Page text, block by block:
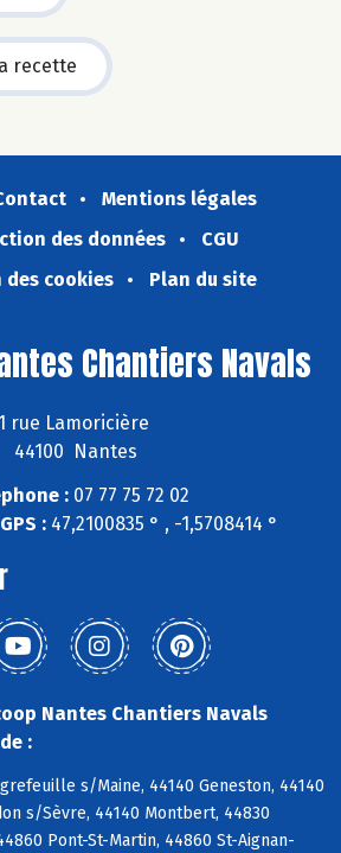
recette
Mentions légales
des données
CGU
des cookies
Plan du site
Chantiers Navals
1 rue Lamoricière
44100 Nantes
:07 77 75 72 02
: 47,2100835 ° , -1,5708414 °
Nantes Chantiers Navals
:
s/Maine, 44140 Geneston, 44140
s/Sèvre, 44140 Montbert, 44830
Pont-St-Martin, 44860 St-Aignan-